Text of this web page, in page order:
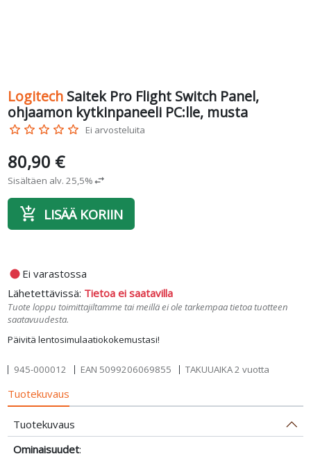
Logitech Saitek Pro Flight Switch Panel,
ohjaamon kytkinpaneeli PC:lle, musta
star_border star_border star_border star_border star_border Ei arvosteluita
Päivitä lentosimulaatiokokemustasi!
80,90 €
Sisältäen alv. 25,5%swap_horiz
add_shopping_cart LISÄÄ KORIIN
fiber_manual_record Ei varastossa
Lähetettävissä: Tietoa ei saatavilla
Tuote loppu toimittajiltamme tai meillä ei ole tarkempaa tietoa tuotteen
saatavuudesta.
945-000012 EAN 5099206069855 TAKUUAIKA 2 vuotta
Tuotekuvaus
Tuotekuvaus
Ominaisuudet: